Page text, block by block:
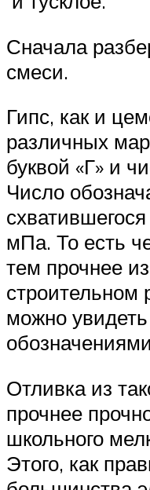
Сначала
смеси.
Гипс, как и
различных
буквой «Г» и
Число
мПа. То есть
тем прочнее
строительном
можно увидеть
Отливка из
прочнее
школьного
Этого, как